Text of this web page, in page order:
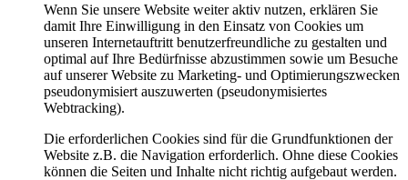
Wenn Sie unsere Website weiter aktiv nutzen, erklären Sie
damit Ihre Einwilligung in den Einsatz von Cookies um
unseren Internetauftritt benutzerfreundliche zu gestalten und
optimal auf Ihre Bedürfnisse abzustimmen sowie um Besuche
auf unserer Website zu Marketing- und Optimierungszwecken
pseudonymisiert auszuwerten (pseudonymisiertes
Webtracking).
Die erforderlichen Cookies sind für die Grundfunktionen der
Website z.B. die Navigation erforderlich. Ohne diese Cookies
können die Seiten und Inhalte nicht richtig aufgebaut werden.